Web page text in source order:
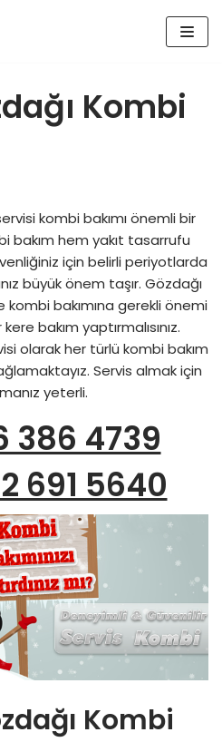
Kombi
kombi bakımı önemli bir
bakım hem yakıt tasarrufu
için belirli periyotlarda
büyük önem taşır. Gözdağı
kombi bakımına gerekli önemi
bakım yaptırmalısınız.
olarak her türlü kombi bakım
Servis almak için
yeterli.
386 4739
691 5640
Kombi